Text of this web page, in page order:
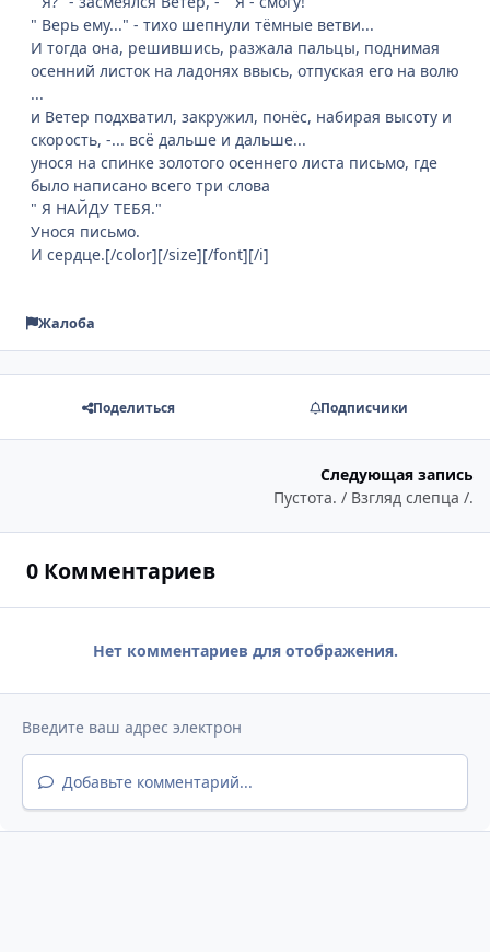
" Верь ему..." - тихо шепнули тёмные ветви...
И тогда она, решившись, разжала пальцы, поднимая
осенний листок на ладонях ввысь, отпуская его на волю
...
и Ветер подхватил, закружил, понёс, набирая высоту и
скорость, -... всё дальше и дальше...
унося на спинке золотого осеннего листа письмо, где
было написано всего три слова
" Я НАЙДУ ТЕБЯ."
Унося письмо.
И сердце.[/color][/size][/font][/i]
Жалоба
Поделиться Подписчики
Следующая запись
Пустота. / Взгляд слепца /.
0 Комментариев
Нет комментариев для отображения.
Добавьте комментарий...